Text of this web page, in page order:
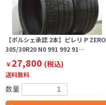
【ポルシェ承認 2本】ピレリ P ZERO
305/30R20 N0 991 992 91…
￥27,800 (税込)
送料無料
数量